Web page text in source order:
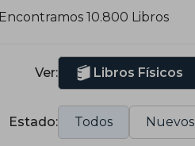
Encontramos 10.800 Libros
Ver: Libros Físicos
Estado: Todos Nuevos